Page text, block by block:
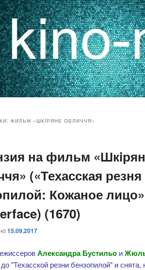
ФИЛЬМ «ШКIРЯНЕ ОБЛИЧЧЯ»
на фильм
(«Техасская резня
Кожаное лицо»
(1670)
15.09.2017
Александра Бустильо и
"Техасской резни бензопилой" и